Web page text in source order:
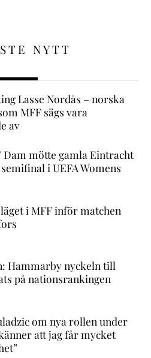
NYTT
Lasse Nordås – norska
MFF sägs vara
av
Dam mötte gamla Eintracht
i UEFA Womens
i MFF inför matchen
Hammarby nyckeln till
på nationsrankingen
om nya rollen under
att jag får mycket